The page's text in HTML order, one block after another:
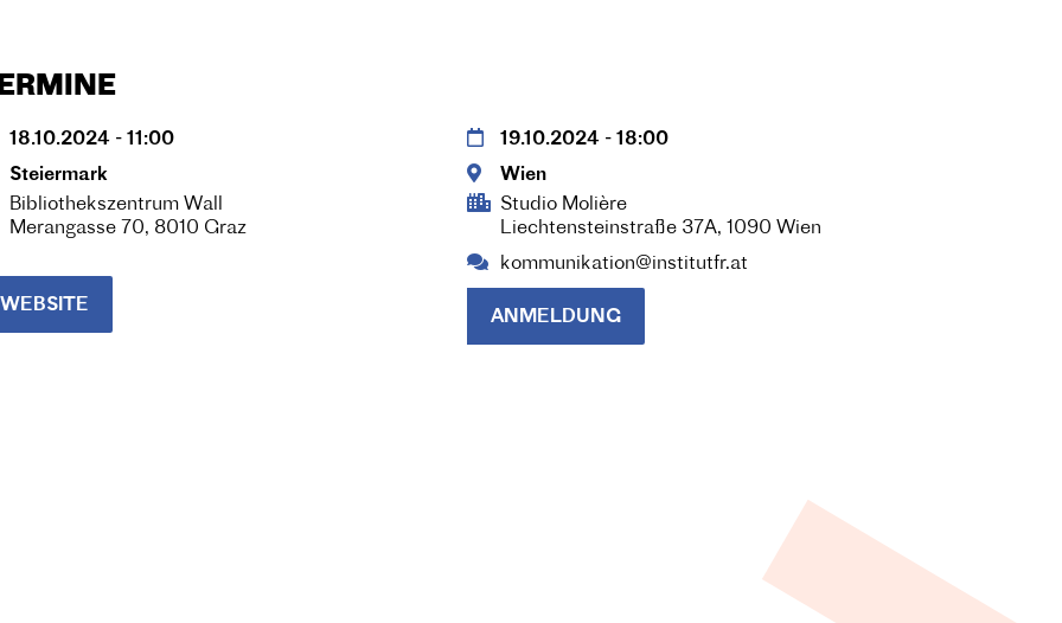
18.10.2024 - 11:00
Steiermark
Bibliothekszentrum Wall
Merangasse 70, 8010 Graz
WEBSITE
19.10.2024 - 18:00
Wien
Studio Molière
Liechtensteinstraße 37A, 1090 Wien
kommunikation@institutfr.at
ANMELDUNG